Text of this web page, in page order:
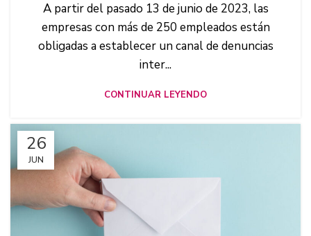
A partir del pasado 13 de junio de 2023, las
empresas con más de 250 empleados están
obligadas a establecer un canal de denuncias
inter...
CONTINUAR LEYENDO
26
JUN